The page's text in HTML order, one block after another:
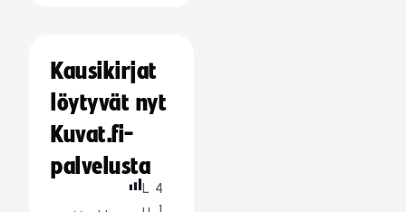
Kausikirjat
löytyvät nyt
Kuvat.fi-
palvelusta
L 4